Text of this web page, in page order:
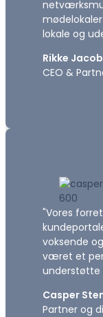
lokale og
Rikke
CEO &
"Vores
voksende
været et
understøtte
Casper
Partner og